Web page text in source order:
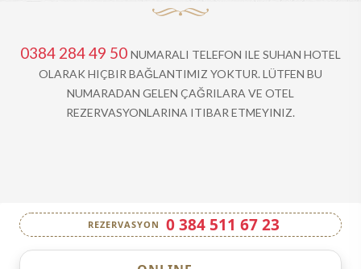
0384 284 49 50 NUMARALI TELEFON ILE SUHAN HOTEL
OLARAK HIÇBIR BAĞLANTIMIZ YOKTUR. LÜTFEN BU
NUMARADAN GELEN ÇAĞRILARA VE OTEL
REZERVASYONLARINA ITIBAR ETMEYINIZ.